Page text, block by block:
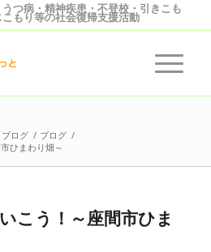
うつ病・精神疾患・不登校・引きこも
もり等の社会復帰支援活動
ログ / ブログ /
ひまわり畑～
こう！～座間市ひま